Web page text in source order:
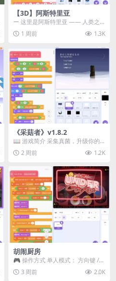
【3D】阿斯特里亚
ー 这里是阿斯特里亚 —— 人类之
罪与未来希望交汇之地 📖 游戏简
介 《阿斯特里...
1 周前 1.3K
《采菇者》v1.8.2
📖 游戏简介 采集真菌，升级你的
机体，并前往未知领域探索。 这是
一款静谧的探索冒...
2 周前 1.2K
胡闹厨房
🎮 操作方式 单人模式： 方向键 /
WASD —— 移动 Z / K —— 抓...
3 周前 2.0K